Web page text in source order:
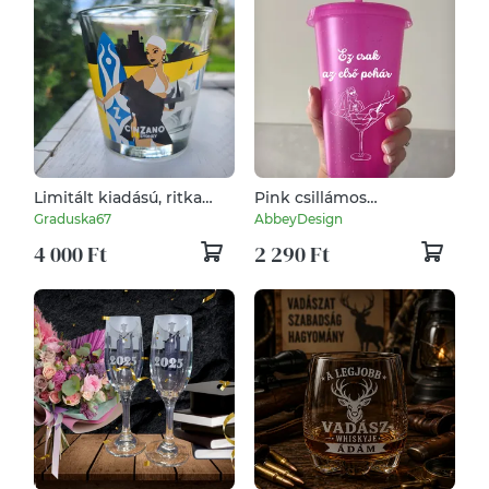
Limitált kiadású, ritka
Cinzano Sidney pohár
Graduska67
4 000 Ft
Pink csillámos
lánybúcsús tumbler
,party pohár szívószállal
AbbeyDesign
2 290 Ft